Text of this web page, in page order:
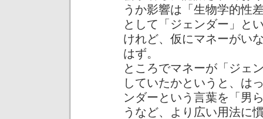
うか影響は「生物学的性
として「ジェンダー」と
けれど、仮にマネーがい
はず。
ところでマネーが「ジェ
していたかというと、は
ンダーという言葉を「男
うなど、より広い用法に